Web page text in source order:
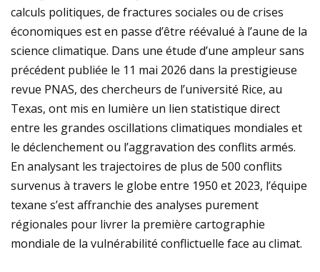
calculs politiques, de fractures sociales ou de crises
économiques est en passe d’être réévalué à l’aune de la
science climatique. Dans une étude d’une ampleur sans
précédent publiée le 11 mai 2026 dans la prestigieuse
revue PNAS, des chercheurs de l’université Rice, au
Texas, ont mis en lumière un lien statistique direct
entre les grandes oscillations climatiques mondiales et
le déclenchement ou l’aggravation des conflits armés.
En analysant les trajectoires de plus de 500 conflits
survenus à travers le globe entre 1950 et 2023, l’équipe
texane s’est affranchie des analyses purement
régionales pour livrer la première cartographie
mondiale de la vulnérabilité conflictuelle face au climat.